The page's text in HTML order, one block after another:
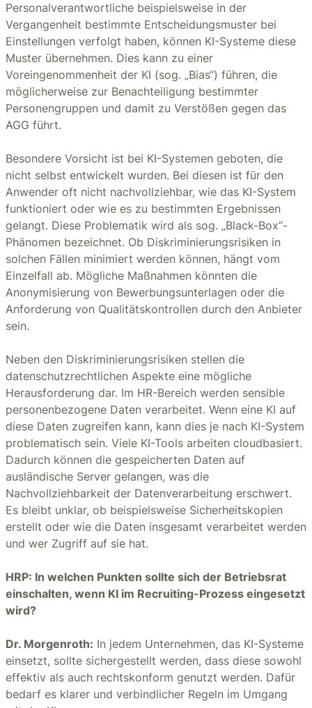
Personalverantwortliche beispielsweise in der
Vergangenheit bestimmte Entscheidungsmuster bei
Einstellungen verfolgt haben, können KI-Systeme diese
Muster übernehmen. Dies kann zu einer
Voreingenommenheit der KI (sog. „Bias“) führen, die
möglicherweise zur Benachteiligung bestimmter
Personengruppen und damit zu Verstößen gegen das
AGG führt.
Besondere Vorsicht ist bei KI-Systemen geboten, die
nicht selbst entwickelt wurden. Bei diesen ist für den
Anwender oft nicht nachvollziehbar, wie das KI-System
funktioniert oder wie es zu bestimmten Ergebnissen
gelangt. Diese Problematik wird als sog. „Black-Box“-
Phänomen bezeichnet. Ob Diskriminierungsrisiken in
solchen Fällen minimiert werden können, hängt vom
Einzelfall ab. Mögliche Maßnahmen könnten die
Anonymisierung von Bewerbungsunterlagen oder die
Anforderung von Qualitätskontrollen durch den Anbieter
sein.
Neben den Diskriminierungsrisiken stellen die
datenschutzrechtlichen Aspekte eine mögliche
Herausforderung dar. Im HR-Bereich werden sensible
personenbezogene Daten verarbeitet. Wenn eine KI auf
diese Daten zugreifen kann, kann dies je nach KI-System
problematisch sein. Viele KI-Tools arbeiten cloudbasiert.
Dadurch können die gespeicherten Daten auf
ausländische Server gelangen, was die
Nachvollziehbarkeit der Datenverarbeitung erschwert.
Es bleibt unklar, ob beispielsweise Sicherheitskopien
erstellt oder wie die Daten insgesamt verarbeitet werden
und wer Zugriff auf sie hat.
HRP: In welchen Punkten sollte sich der Betriebsrat
einschalten, wenn KI im Recruiting-Prozess eingesetzt
wird?
Dr. Morgenroth: In jedem Unternehmen, das KI-Systeme
einsetzt, sollte sichergestellt werden, dass diese sowohl
effektiv als auch rechtskonform genutzt werden. Dafür
bedarf es klarer und verbindlicher Regeln im Umgang